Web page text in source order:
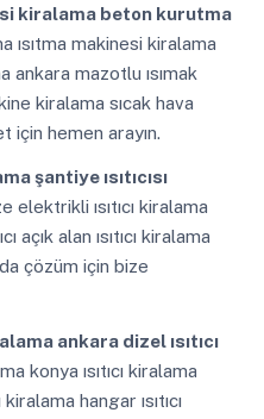
kiralama beton kurutma
ısıtma makinesi kiralama
ankara mazotlu ısımak
kiralama sıcak hava
için hemen arayın.
şantiye ısıtıcısı
elektrikli ısıtıcı kiralama
açık alan ısıtıcı kiralama
çözüm için bize
ankara dizel ısıtıcı
konya ısıtıcı kiralama
hangar ısıtıcı